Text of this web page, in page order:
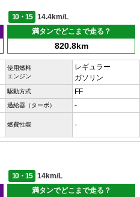
10・15
14.4km/L
満タンでどこまで走る？
820.8km
使用燃料
エンジン
レギュラー
ガソリン
駆動方式 FF
過給器（ターボ） -
燃費性能 -
10・15
14km/L
満タンでどこまで走る？